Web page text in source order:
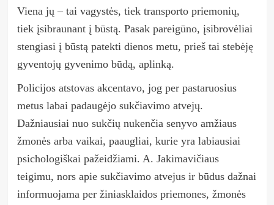
Viena jų –tai vagystės, tiek transporto priemonių,
tiek įsibraunant į būstą. Pasak pareigūno, įsibrovėliai
stengiasi į būstą patekti dienos metu, prieš tai stebėję
gyventojų gyvenimo būdą, aplinką.
Policijos atstovas akcentavo, jog per pastaruosius
metus labai padaugėjo sukčiavimo atvejų.
Dažniausiai nuo sukčių nukenčia senyvo amžiaus
žmonės arba vaikai, paaugliai, kurie yra labiausiai
psichologiškai pažeidžiami. A. Jakimavičiaus
teigimu, nors apie sukčiavimo atvejus ir būdus dažnai
informuojama per žiniasklaidos priemones, žmonės